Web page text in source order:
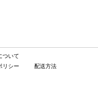
ついて
リシー 配送方法